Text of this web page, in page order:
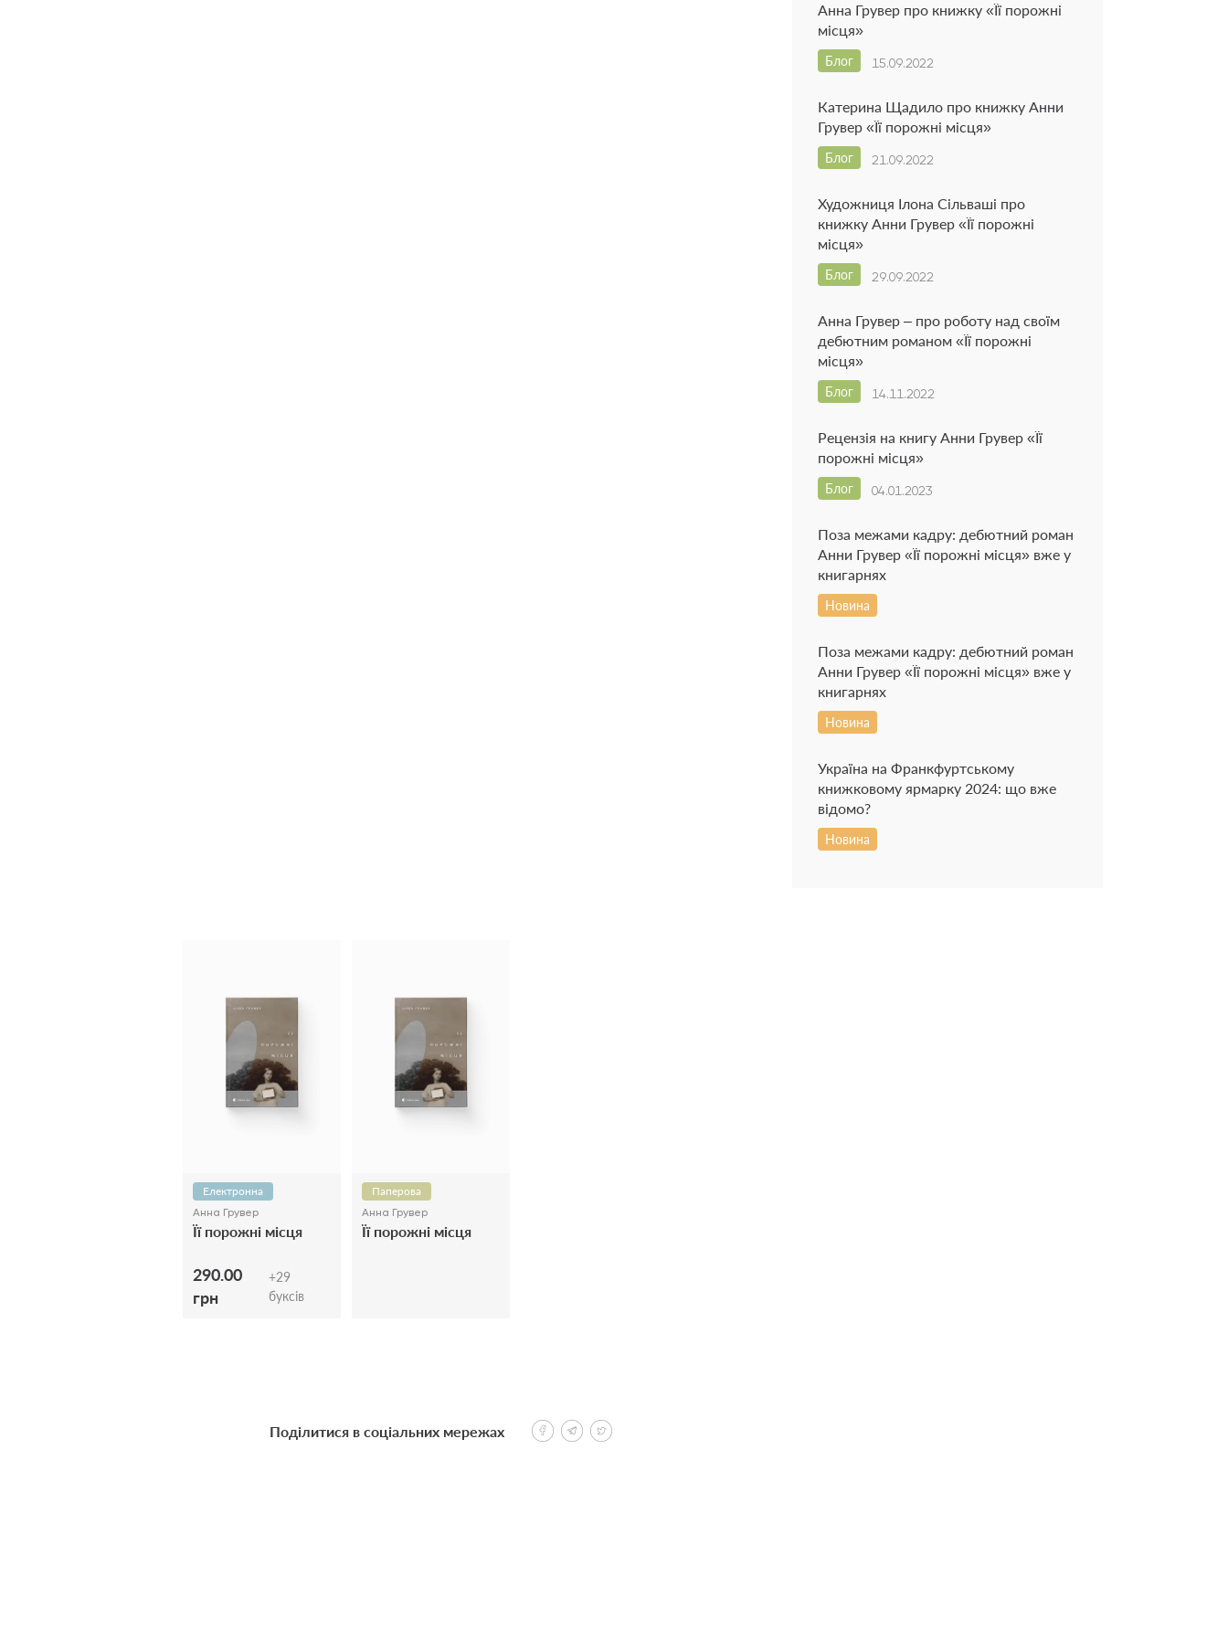
Анна Грувер про книжку «Її порожні
місця»
15.09.2022
Блог
Катерина Щадило про книжку Анни
Грувер «Її порожні місця»
21.09.2022
Блог
Художниця Ілона Сільваші про
книжку Анни Грувер «Її порожні
місця»
29.09.2022
Блог
Анна Грувер – про роботу над своїм
дебютним романом «Її порожні
місця»
14.11.2022
Блог
Рецензія на книгу Анни Грувер «Її
порожні місця»
04.01.2023
Блог
Поза межами кадру: дебютний роман
Анни Грувер «Її порожні місця» вже у
книгарнях
Новина
Поза межами кадру: дебютний роман
Анни Грувер «Її порожні місця» вже у
книгарнях
Новина
Україна на Франкфуртському
книжковому ярмарку 2024: що вже
відомо?
Новина
Електронна
Анна Грувер
Її порожні місця
290.00
грн
+29
буксів
Паперова
Анна Грувер
Її порожні місця
Поділитися в соціальних мережах